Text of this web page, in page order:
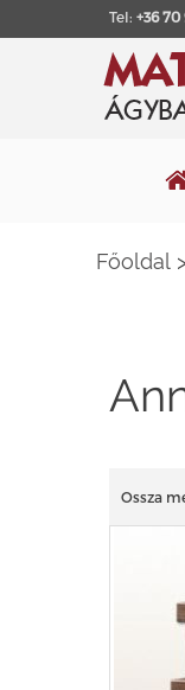
Tel: +36
Főoldal
Ossza